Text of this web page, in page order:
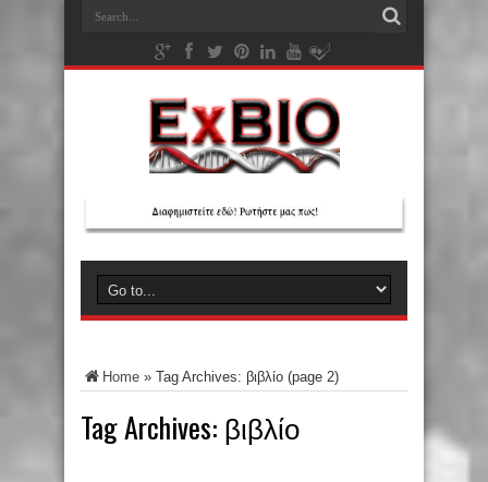
Home » Tag Archives: βιβλίο (page 2)
Tag Archives: βιβλίο